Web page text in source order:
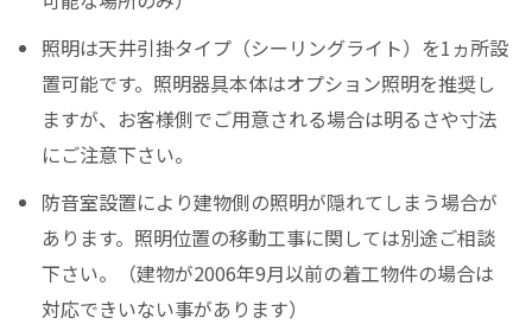
照明は天井引掛タイプ（シーリングライト）を1ヵ所設
置可能です。照明器具本体はオプション照明を推奨し
ますが、お客様側でご用意される場合は明るさや寸法
にご注意下さい。
防音室設置により建物側の照明が隠れてしまう場合が
あります。照明位置の移動工事に関しては別途ご相談
下さい。（建物が2006年9月以前の着工物件の場合は
対応できいない事があります）